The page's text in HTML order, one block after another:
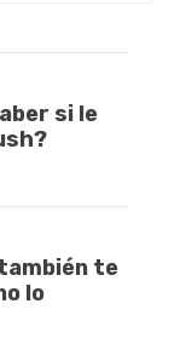
si le
te
lo